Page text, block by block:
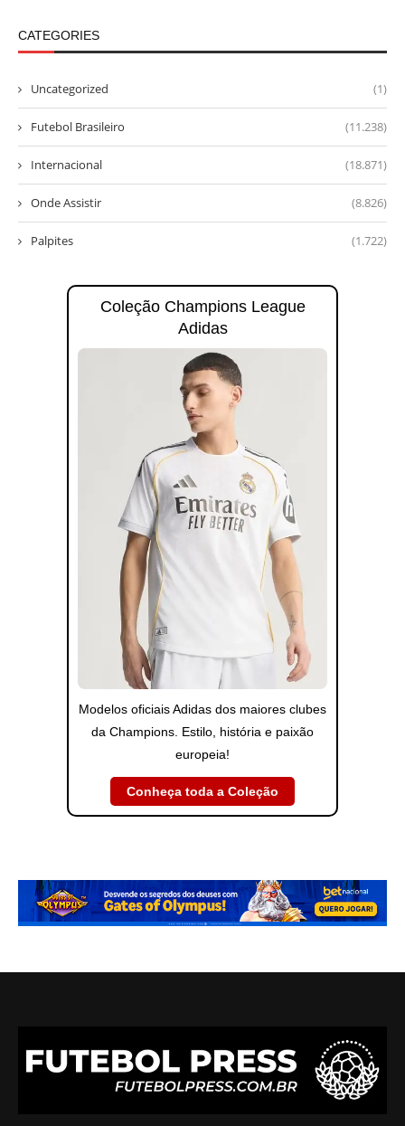
CATEGORIES
Uncategorized (1)
Futebol Brasileiro (11.238)
Internacional (18.871)
Onde Assistir (8.826)
Palpites (1.722)
Coleção Champions League
Adidas
Modelos oficiais Adidas dos maiores clubes
da Champions. Estilo, história e paixão
europeia!
Conheça toda a Coleção